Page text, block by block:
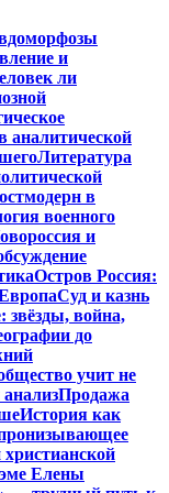
и
ли
аналитической
Литература
в
военного
и
Остров Россия:
Суд и казнь
звёзды, война,
до
учит не
Продажа
История как
Елены